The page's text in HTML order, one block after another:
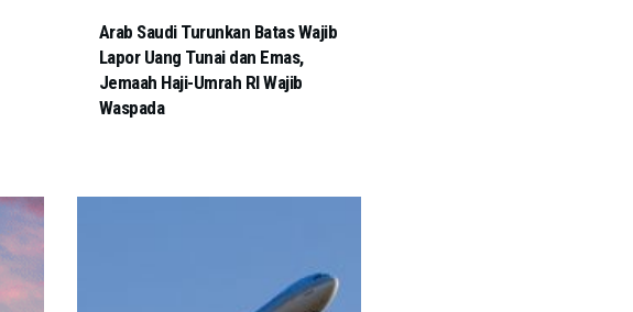
Arab Saudi Turunkan Batas Wajib
Lapor Uang Tunai dan Emas,
Jemaah Haji-Umrah RI Wajib
Waspada